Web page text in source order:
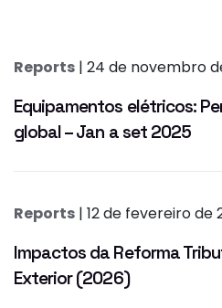
Reports | 24 de novembro
Equipamentos elétricos:
global – Jan a set 2025
Reports | 12 de fevereiro de
Impactos da Reforma
Exterior (2026)